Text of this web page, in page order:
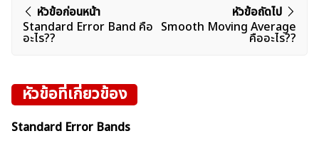
แนะแนว
เรื่อง
หัวข้อก่อนหน้า
Standard Error Band คือ
อะไร??
หัวข้อถัดไป
Smooth Moving Average
คืออะไร??
หัวข้อที่เกี่ยวข้อง
Standard Error Bands